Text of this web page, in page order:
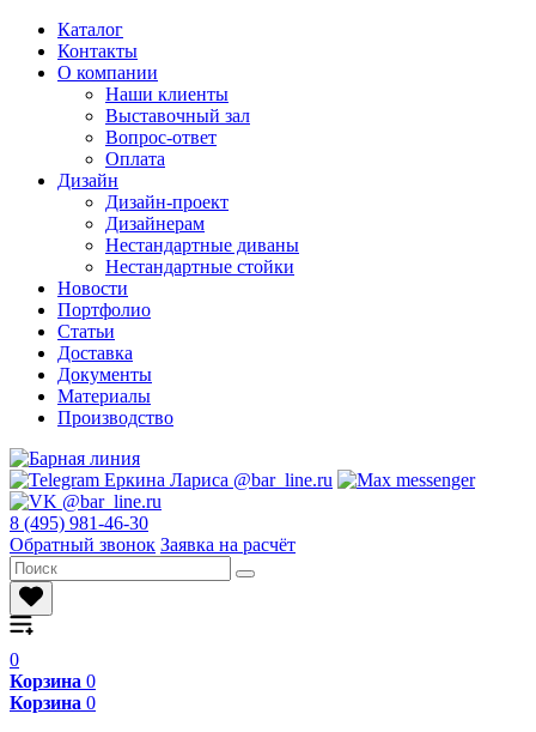
Каталог
Контакты
О компании
Наши клиенты
Выставочный зал
Вопрос-ответ
Оплата
Дизайн
Дизайн-проект
Дизайнерам
Нестандартные диваны
Нестандартные стойки
Новости
Портфолио
Статьи
Доставка
Документы
Материалы
Производство
8 (495) 981-46-30
Обратный звонок Заявка на расчёт
0
Корзина 0
Корзина 0